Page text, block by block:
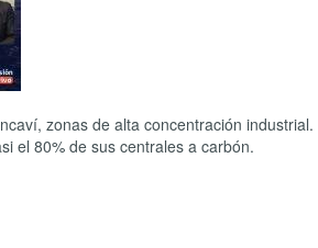
zonas de alta concentración
el 80% de sus centrales a carbón.